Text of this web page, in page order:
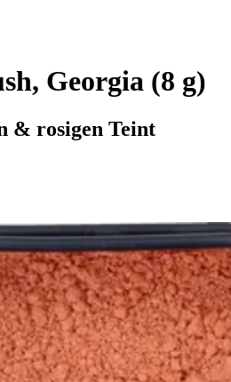
Georgia (8 g)
& rosigen Teint